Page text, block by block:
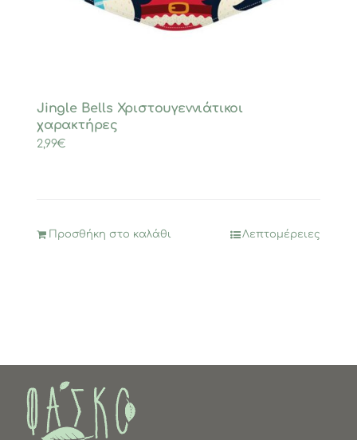
Jingle Bells Χριστουγεννιάτικοι
χαρακτήρες
2,99€
Προσθήκη στο καλάθι Λεπτομέρειες